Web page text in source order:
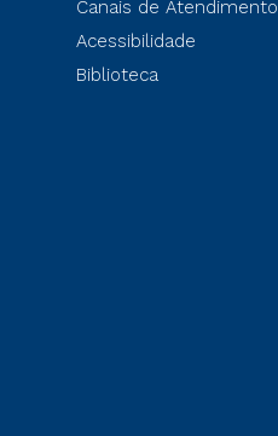
Canais de Atendimento
Acessibilidade
Biblioteca